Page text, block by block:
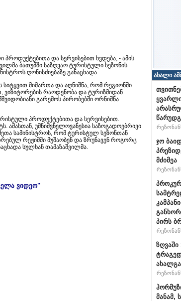
და სერვისებით ხვდება, - ამის
ბათუმში საზღვაო ტურისტული სეზონის
ღონისძიებაზე განაცხადა.
მიმართა და აღნიშნა, რომ რეგიონში
ვიზიტორების რაოდენობა და ტურიზმიდან
გარემოს პირობებში ორნიშნა
პროდუქტებითა და სერვისებით.
ამასთან, უმნიშვნელოვანესია საზოგადოებრივი
სამინისტროს, რომ ტურისტულ სეზონთან
რეჟიმში მუშაობენ და ზრუნავენ როგორც
სულხან თამაზაშვილმა.
ვიდეო"
ახალი
ჯო
მძიმეა
პირს
მანამ,